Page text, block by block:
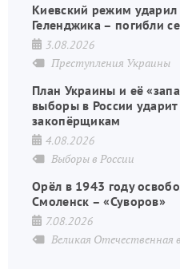
Киевский режим
Геленджика – погибли
3.08.2026
Преступления Украины
План Украины и её
выборы в России
закопёрщикам
4.08.2026
Выборы в России
Орёл в 1943 году
Смоленск – «Суворов»
7.08.2026
Великая Отечественная